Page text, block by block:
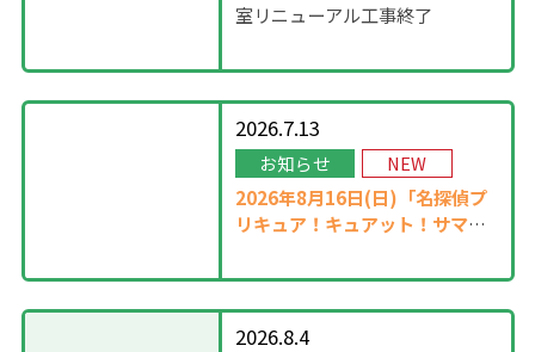
室リニューアル工事終了
2026.7.13
お知らせ NEW
2026年8月16日(日)「名探偵プ
リキュア！キュアット！サマー
2026.8.4